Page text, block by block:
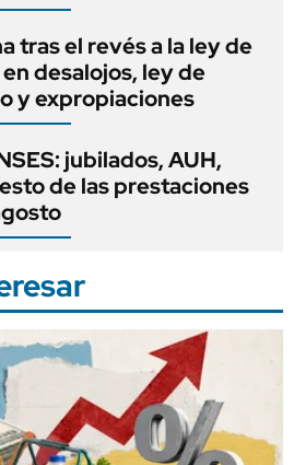
tras el revés a la ley de
desalojos, ley de
y expropiaciones
jubilados, AUH,
de las prestaciones